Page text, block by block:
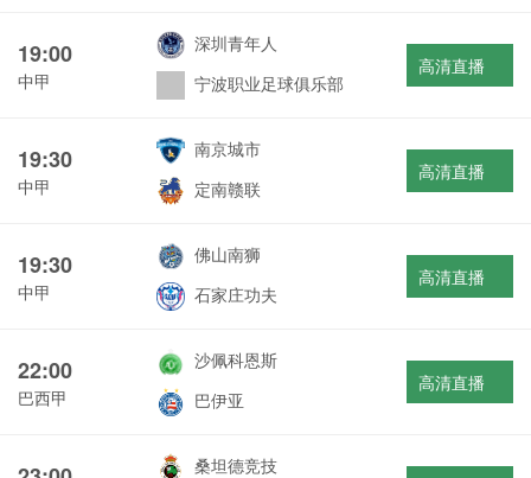
19:00
中甲
深圳青年人
宁波职业足球俱乐部
高清直播
19:30
中甲
南京城市
定南赣联
高清直播
19:30
中甲
佛山南狮
石家庄功夫
高清直播
22:00
巴西甲
沙佩科恩斯
巴伊亚
高清直播
桑坦德竞技